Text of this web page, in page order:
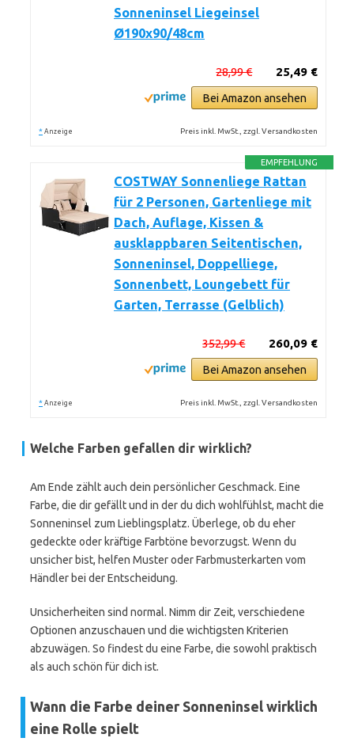
Sonneninsel Liegeinsel
Ø190x90/48cm
25,49 €
28,99 €
Bei Amazon ansehen
* Anzeige Preis inkl. MwSt., zzgl. Versandkosten
EMPFEHLUNG
COSTWAY Sonnenliege Rattan
für 2 Personen, Gartenliege mit
Dach, Auflage, Kissen &
ausklappbaren Seitentischen,
Sonneninsel, Doppelliege,
Sonnenbett, Loungebett für
Garten, Terrasse (Gelblich)
260,09 €
352,99 €
Bei Amazon ansehen
* Anzeige Preis inkl. MwSt., zzgl. Versandkosten
Welche Farben gefallen dir wirklich?
Am Ende zählt auch dein persönlicher Geschmack. Eine
Farbe, die dir gefällt und in der du dich wohlfühlst, macht die
Sonneninsel zum Lieblingsplatz. Überlege, ob du eher
gedeckte oder kräftige Farbtöne bevorzugst. Wenn du
unsicher bist, helfen Muster oder Farbmusterkarten vom
Händler bei der Entscheidung.
Unsicherheiten sind normal. Nimm dir Zeit, verschiedene
Optionen anzuschauen und die wichtigsten Kriterien
abzuwägen. So findest du eine Farbe, die sowohl praktisch
als auch schön für dich ist.
Wann die Farbe deiner Sonneninsel wirklich
eine Rolle spielt